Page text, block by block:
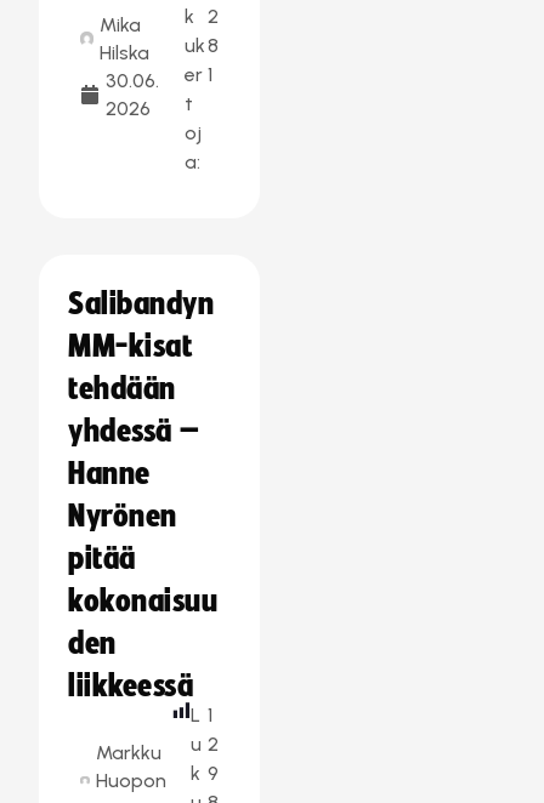
Mika
Hilska
30.06.
2026
k
uk
er
t
oj
a:
2
8
1
Salibandyn
MM-kisat
tehdään
yhdessä –
Hanne
Nyrönen
pitää
kokonaisuu
den
liikkeessä
Markku
Huopon
L
u
k
1
2
9